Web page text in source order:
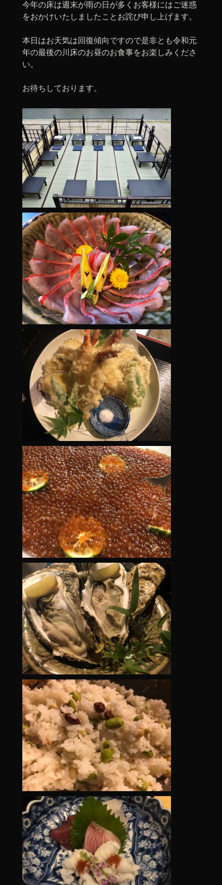
今年の床は週末が雨の日が多くお客様にはご迷惑
をおかけいたしましたことお詫び申し上げます。
本日はお天気は回復傾向ですので是非とも令和元
年の最後の川床のお昼のお食事をお楽しみくださ
い。
お待ちしております。